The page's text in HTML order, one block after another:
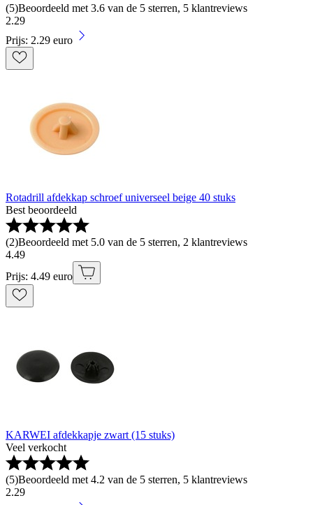
(5)Beoordeeld met 3.6 van de 5 sterren, 5 klantreviews
2.29
Prijs: 2.29 euro
Rotadrill afdekkap schroef universeel beige 40 stuks
Best beoordeeld
(2)Beoordeeld met 5.0 van de 5 sterren, 2 klantreviews
4.49
Prijs: 4.49 euro
KARWEI afdekkapje zwart (15 stuks)
Veel verkocht
(5)Beoordeeld met 4.2 van de 5 sterren, 5 klantreviews
2.29